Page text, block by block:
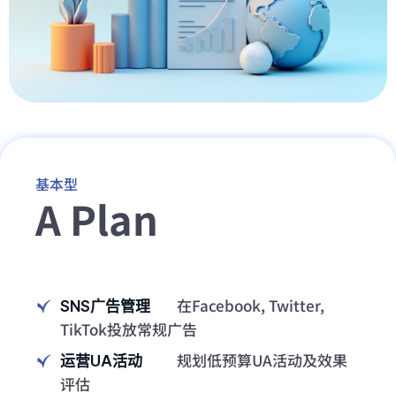
基本型
A Plan
SNS广告管理
在Facebook, Twitter,
TikTok投放常规广告
运营UA活动
规划低预算UA活动及效果
评估